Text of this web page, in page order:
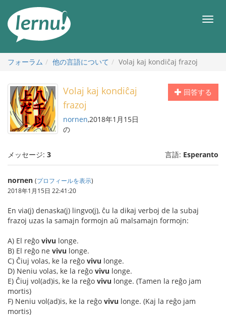
メ
フォーラム
他の言語について Volaj kaj kondiĉaj frazoj
回答する
Volaj kaj kondiĉaj
frazoj
nornen,2018年1月15日
の
メッセージ: 3 言語: Esperanto
nornen (プロフィールを表示)
2018年1月15日 22:41:20
En via(j) denaska(j) lingvo(j), ĉu la dikaj verboj de la subaj
frazoj uzas la samajn formojn aŭ malsamajn formojn:
A) El reĝo vivu longe.
B) El reĝo ne vivu longe.
C) Ĉiuj volas, ke la reĝo vivu longe.
D) Neniu volas, ke la reĝo vivu longe.
E) Ĉiuj vol(ad)is, ke la reĝo vivu longe. (Tamen la reĝo jam
mortis)
F) Neniu vol(ad)is, ke la reĝo vivu longe. (Kaj la reĝo jam
mortis)